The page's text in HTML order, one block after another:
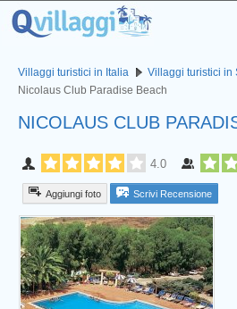
Villaggi turistici in Italia
Villaggi turistici in
Nicolaus Club Paradise Beach
NICOLAUS CLUB
4.0
Aggiungi foto Scrivi Recensione